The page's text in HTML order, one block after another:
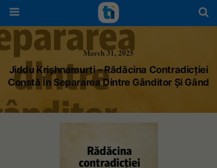
March 31, 2025
Jiddu Krișhnamurti – Rădăcina Contradicției
Constă În Separarea Dintre Gânditor Și Gând